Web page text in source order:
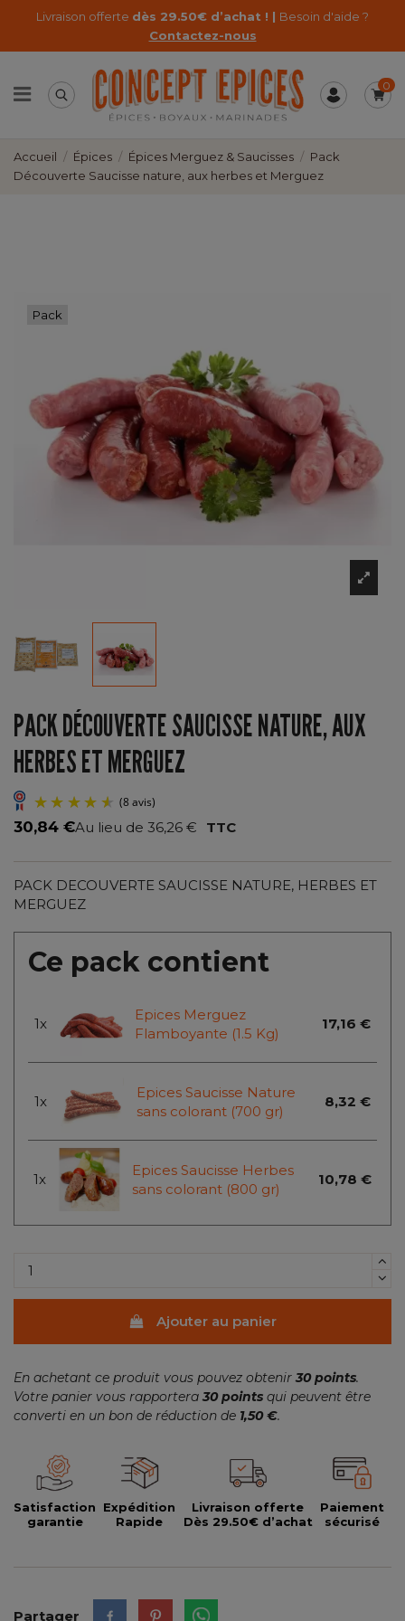
Livraison offerte dès 29.50€ d’achat ! | Besoin d'aide ?
Contactez-nous
0
Accueil Épices Épices Merguez & Saucisses
Pack
Découverte Saucisse nature, aux herbes et Merguez
Pack
PACK DÉCOUVERTE SAUCISSE NATURE, AUX
HERBES ET MERGUEZ
30,84 €Au lieu de 36,26 € TTC
PACK DECOUVERTE SAUCISSE NATURE, HERBES ET
MERGUEZ
Ce pack contient
1x
Epices Merguez
Flamboyante (1.5 Kg)
17,16 €
1x
Epices Saucisse Nature
sans colorant (700 gr)
8,32 €
1x
Epices Saucisse Herbes
sans colorant (800 gr)
10,78 €
Ajouter au panier
En achetant ce produit vous pouvez obtenir 30 points.
Votre panier vous rapportera 30points qui peuvent être
converti en un bon de réduction de 1,50 €.
Satisfaction
garantie
Expédition
Rapide
Livraison offerte
Dès 29.50€ d’achat
Paiement
sécurisé
Partager